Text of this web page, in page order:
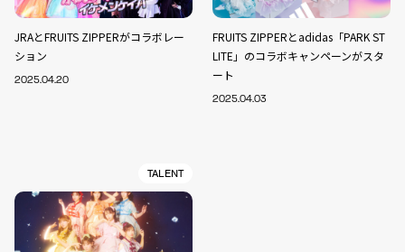
JRAとFRUITS ZIPPERがコラボレー
ション
2025.04.20
FRUITS ZIPPERとadidas「PARK ST
LITE」のコラボキャンペーンがスタ
ート
2025.04.03
TALENT